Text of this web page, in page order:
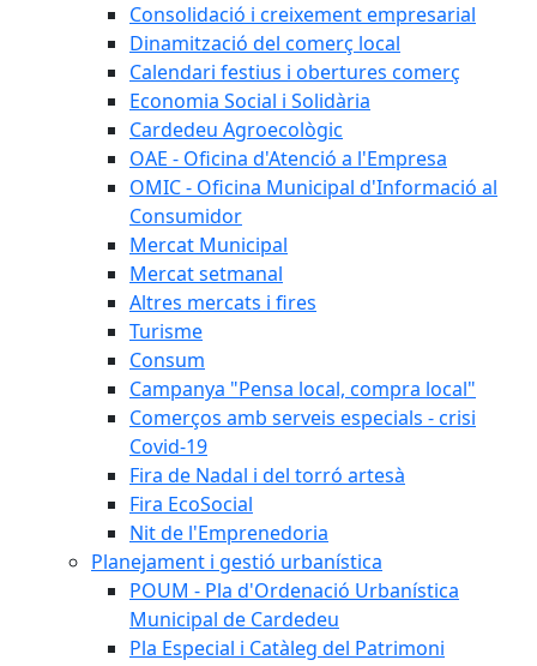
Consolidació i creixement empresarial
Dinamització del comerç local
Calendari festius i obertures comerç
Economia Social i Solidària
Cardedeu Agroecològic
OAE - Oficina d'Atenció a l'Empresa
OMIC - Oficina Municipal d'Informació al
Consumidor
Mercat Municipal
Mercat setmanal
Altres mercats i fires
Turisme
Consum
Campanya "Pensa local, compra local"
Comerços amb serveis especials - crisi
Covid-19
Fira de Nadal i del torró artesà
Fira EcoSocial
Nit de l'Emprenedoria
Planejament i gestió urbanística
POUM - Pla d'Ordenació Urbanística
Municipal de Cardedeu
Pla Especial i Catàleg del Patrimoni